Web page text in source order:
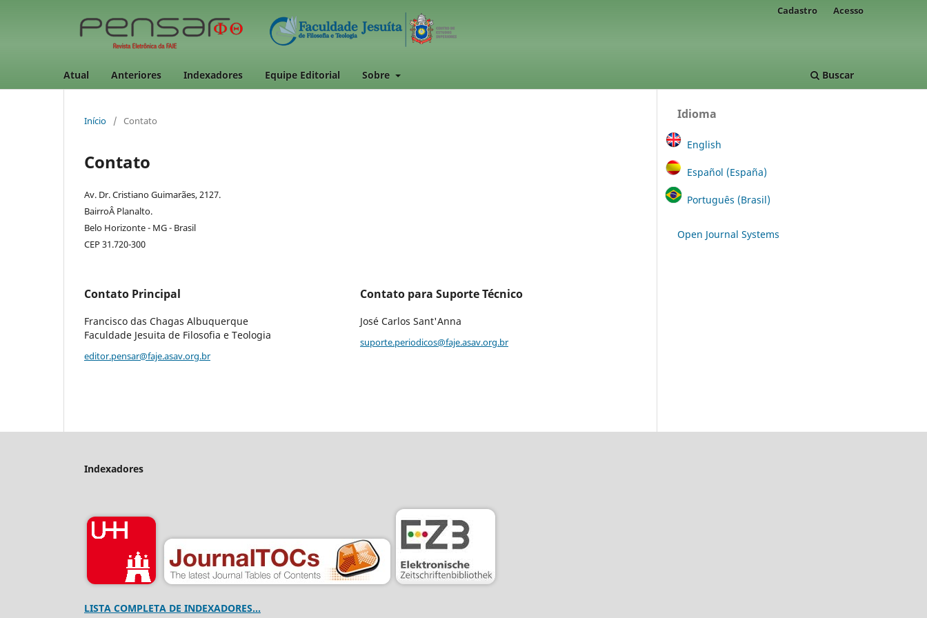
Atual Anteriores Indexadores Equipe Editorial Sobre Buscar
Cadastro Acesso
Início / Contato
Contato
Av. Dr. Cristiano Guimarães, 2127.
BairroÂ Planalto.
Belo Horizonte - MG - Brasil
CEP 31.720-300
Contato Principal
Francisco das Chagas Albuquerque
Faculdade Jesuita de Filosofia e Teologia
editor.pensar@faje.asav.org.br
Contato para Suporte Técnico
José Carlos Sant'Anna
suporte.periodicos@faje.asav.org.br
Idioma
English
Español (España)
Português (Brasil)
Open Journal Systems
Indexadores
LISTA COMPLETA DE INDEXADORES...